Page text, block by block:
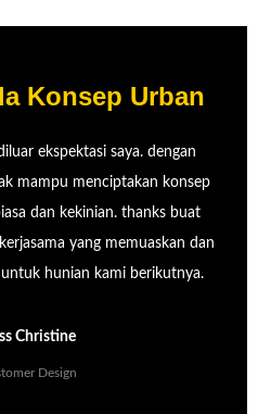
Konsep Urban
ekspektasi saya. dengan
mampu menciptakan konsep
dan kekinian. thanks buat
yang memuaskan dan
hunian kami berikutnya.
Christine
Design